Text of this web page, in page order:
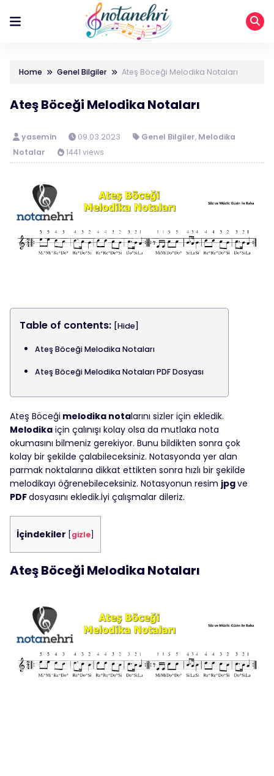
Home Genel Bilgiler Ateş Böceği Melodika Notaları
Ateş Böceği Melodika Notaları
yasemin 09.03.2023 Genel Bilgiler, Melodika
Notalar
1441 views
Table of contents: [Hide]
Ateş Böceği Melodika Notaları
Ateş Böceği Melodika Notaları PDF Dosyası
Ateş Böceği melodika notalarını sizler için ekledik.
Melodika için çalınışı kolay olsa da mutlaka nota
okumasını bilmeniz gerekiyor. Bunu bildikten sonra çok
kolay bir şekilde çalabileceksiniz. Notasyonda yer alan
parmak noktalarına dikkat ettikten sonra hızlı bir şekilde
melodikayı öğrenebileceksiniz. Notasyonun resim jpgve
PDFdosyasını ekledik.İyi çalışmalar dileriz.
İçindekiler gizle
Ateş Böceği Melodika Notaları